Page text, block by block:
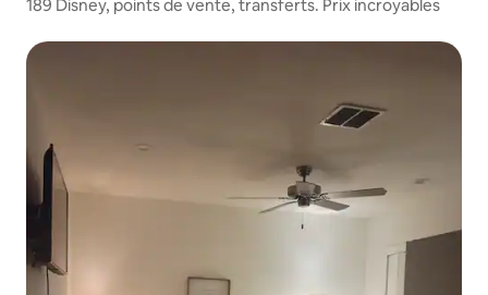
189 Disney, points de vente, transferts. Prix incroyables